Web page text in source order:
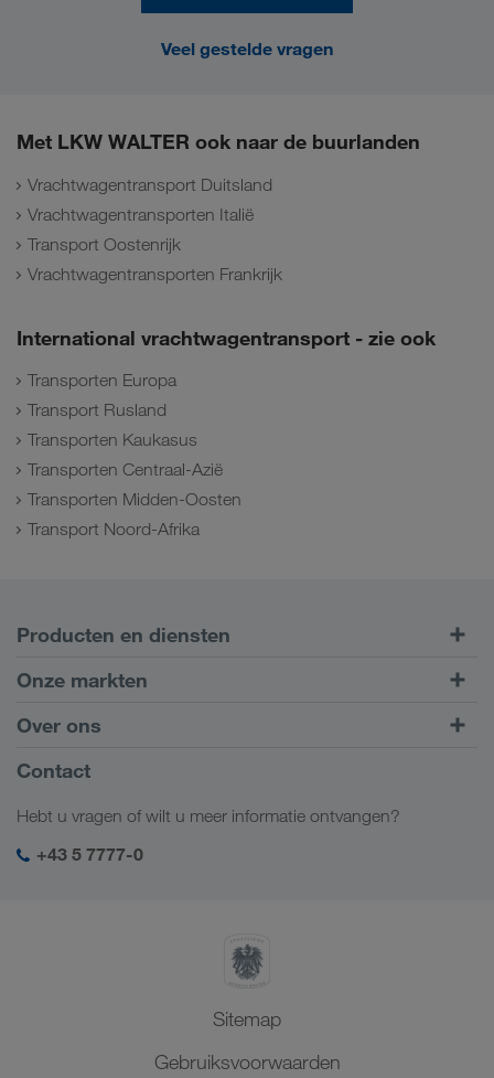
Veel gestelde vragen
Met LKW WALTER ook naar de buurlanden
Vrachtwagentransport Duitsland
Vrachtwagentransporten Italië
Transport Oostenrijk
Vrachtwagentransporten Frankrijk
International vrachtwagentransport - zie ook
Transporten Europa
Transport Rusland
Transporten Kaukasus
Transporten Centraal-Azië
Transporten Midden-Oosten
Transport Noord-Afrika
Producten en diensten
Transport over de weg
Klantenportaal CONNECT
Digitale oplossingen
Brancheoplossingen
Onze markten
Europa
Kaukasus
Centraal-Azië
Midden-Oosten
Over ons
Bedrijfsinformatie
Sociale verantwoordelijkheid
SHEQ-management
Contact
Hebt u vragen of wilt u meer informatie ontvangen?
+43 5 7777-0
Sitemap
Gebruiksvoorwaarden